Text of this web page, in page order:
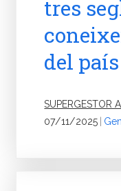
tres
del país
07/11/2025
SUPERGESTOR